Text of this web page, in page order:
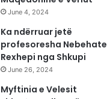
June 4, 2024
Ka ndërruar jetë
profesoresha Nebehate
Rexhepi nga Shkupi
June 26, 2024
Myftinia e Velesit